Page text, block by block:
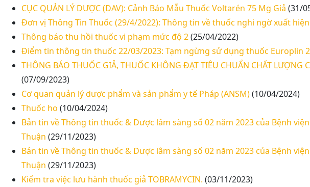
CỤC QUẢN LÝ DƯỢC (DAV): Cảnh Báo Mẫu Thuốc Voltarén 75 Mg Giả (31/
Đơn vị Thông Tin Thuốc (29/4/2022): Thông tin về thuốc nghi ngờ xuất
Thông báo thu hồi thuốc vi phạm mức độ 2(25/04/2022)
Điểm tin thông tin thuốc 22/03/2023: Tạm ngừng sử dụng thuốc Europlin
THÔNG BÁO THUỐC GIẢ, THUỐC KHÔNG ĐẠT TIÊU CHUẨN CHẤT LƯỢNG
(07/09/2023)
Cơ quan quản lý dược phẩm và sản phẩm y tế Pháp (ANSM)(10/04/2024)
Thuốc ho (10/04/2024)
Bản tin về Thông tin thuốc & Dược lâm sàng số 02 năm 2023 của Bệnh
Thuận (29/11/2023)
Bản tin về Thông tin thuốc & Dược lâm sàng số 02 năm 2023 của Bệnh
Thuận (29/11/2023)
Kiểm tra việc lưu hành thuốc giả TOBRAMYCIN. (03/11/2023)